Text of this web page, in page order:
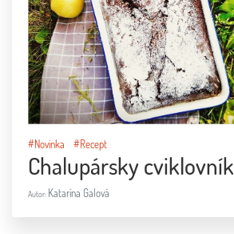
#Novinka #Recept
Chalupársky cviklovník
Autor: Katarína Galová